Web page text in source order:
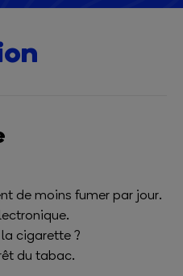
de moins fumer par jour.
cigarette ?
du tabac.